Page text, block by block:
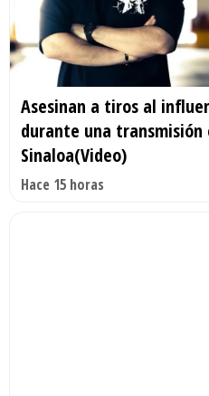
Asesinan a tiros al
durante una transmisión
Sinaloa(Video)
Hace 15 horas